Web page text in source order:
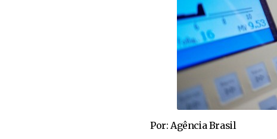
Por: Agência Brasil